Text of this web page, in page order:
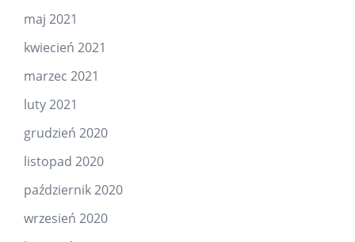
maj 2021
kwiecień 2021
marzec 2021
luty 2021
grudzień 2020
listopad 2020
październik 2020
wrzesień 2020